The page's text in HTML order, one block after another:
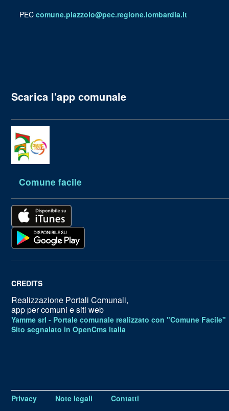
PEC comune.piazzolo@pec.regione.lombardia.it
Scarica l'app comunale
Comune facile
CREDITS
Realizzazione Portali Comunali,
app per comuni e siti web
Yamme srl - Portale comunale realizzato con "Comune Facile"
Sito segnalato in OpenCms Italia
Privacy Note legali Contatti